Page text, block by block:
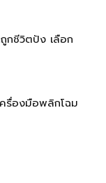
กชีวิตปัง เลือก
รื่องมือพลิกโฉม